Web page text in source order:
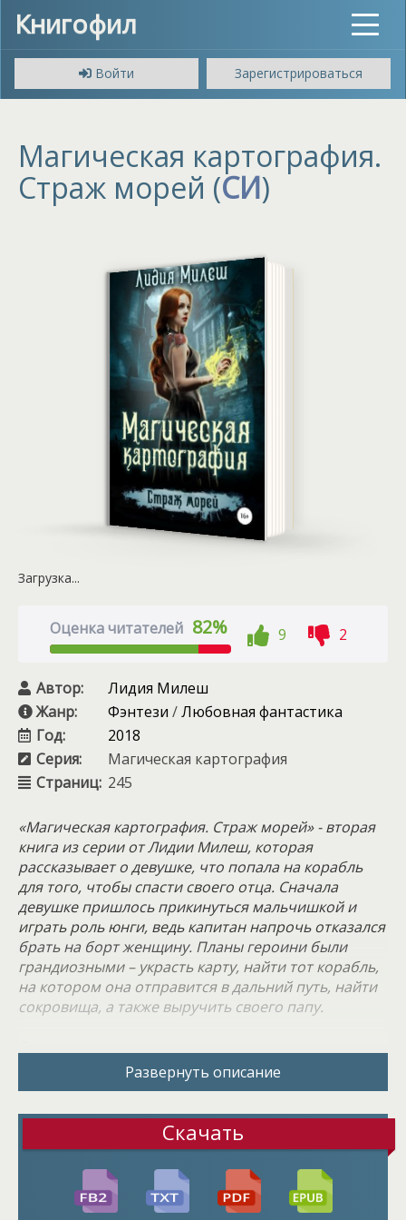
Книгофил
Toggle
Войти
Зарегистрироваться
Магическая картография.
Страж морей (СИ)
Загрузка...
Оценка читателей 82% 9 2
Автор:
Лидия Милеш
Жанр:
Фэнтези /Любовная фантастика
Год:
2018
Серия:
Магическая картография
Страниц: 245
«Магическая картография. Страж морей» - вторая
книга из серии от Лидии Милеш, которая
рассказывает о девушке, что попала на корабль
для того, чтобы спасти своего отца. Сначала
девушке пришлось прикинуться мальчишкой и
играть роль юнги, ведь капитан напрочь отказался
брать на борт женщину. Планы героини были
грандиозными – украсть карту, найти тот корабль,
на котором она отправится в дальний путь, найти
сокровища, а также выручить своего папу.
Мореходство начало погибать, матросы
становились торговцами и фермерами,
Из сотни людей, которые занимались
мореплаванием, удалось насобирать лишь 20.
Когда все же команда набралась, корабль
потерпел жуткое крушение, попав в воронку.
Некоторым выжить не удалось, а сам капитан
Развернуть описание
Скачать